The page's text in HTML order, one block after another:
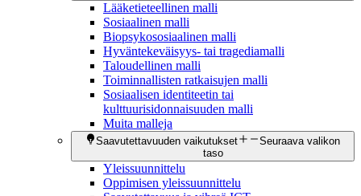
Lääketieteellinen malli
Sosiaalinen malli
Biopsykososiaalinen malli
Hyväntekeväisyys- tai tragediamalli
Taloudellinen malli
Toiminnallisten ratkaisujen malli
Sosiaalisen identiteetin tai
kulttuurisidonnaisuuden malli
Muita malleja
Saavutettavuuden vaikutukset
Seuraava valikon
taso
Yleissuunnittelu
Oppimisen yleissuunnittelu